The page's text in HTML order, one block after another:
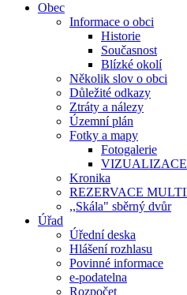
Obec
Informace o obci
Historie
Současnost
Blízké okolí
Několik slov o obci
Důležité odkazy
Ztráty a nálezy
Územní plán
Fotky a mapy
Fotogalerie
VIZUALIZACE
Kronika
REZERVACE
,,Skála" sběrný dvůr
Úřad
Úřední deska
Hlášení rozhlasu
Povinné informace
e-podatelna
Rozpočet